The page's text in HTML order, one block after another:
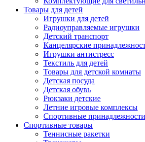
Товары для детей
Игрушки для детей
Радиоуправляемые игрушки
Детский транспорт
Канцелярские
Игрушки антистресс
Текстиль для детей
Товары для детской комнаты
Детская посуда
Детская обувь
Рюкзаки детские
Летние игровые комплексы
Спортивные принадлежности
Спортивные товары
Теннисные ракетки